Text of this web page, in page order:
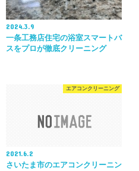
2024.3.9
一条工務店住宅の浴室スマートバ
スをプロが徹底クリーニング
エアコンクリーニング
2021.6.2
さいたま市のエアコンクリーニン